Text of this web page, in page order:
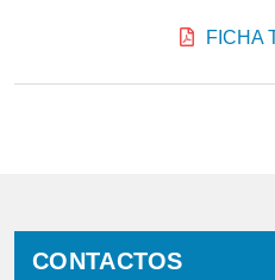
FICHA
CONTACTOS